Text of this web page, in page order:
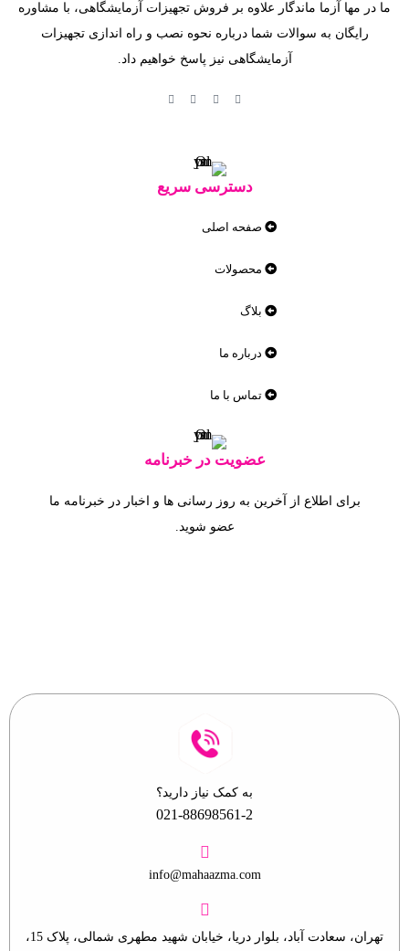
ما در مها آزما ماندگار علاوه بر فروش تجهیزات آزمایشگاهی، با مشاوره
رایگان به سوالات شما درباره نحوه نصب و راه اندازی تجهیزات
آزمایشگاهی نیز پاسخ خواهیم داد.
دسترسی سریع
صفحه اصلی
محصولات
بلاگ
درباره ما
تماس با ما
عضویت در خبرنامه
برای اطلاع از آخرین به روز رسانی ها و اخبار در خبرنامه ما
عضو شوید.
به کمک نیاز دارید؟
021-88698561-2
info@mahaazma.com
تهران، سعادت آباد، بلوار دریا، خیابان شهید مطهری شمالی، پلاک 15،